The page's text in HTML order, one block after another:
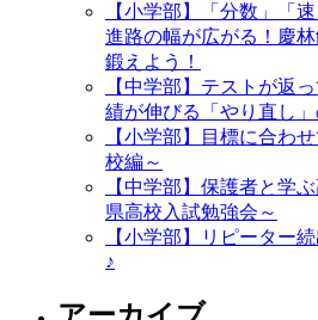
【小学部】「分数」「
進路の幅が広がる！慶
鍛えよう！
【中学部】テストが返
績が伸びる「やり直し
【小学部】目標に合わ
校編～
【中学部】保護者と学
県高校入試勉強会～
【小学部】リピーター
♪